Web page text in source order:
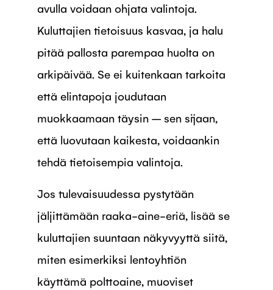
avulla voidaan ohjata valintoja.
Kuluttajien tietoisuus kasvaa, ja halu
pitää pallosta parempaa huolta on
arkipäivää. Se ei kuitenkaan tarkoita
että elintapoja joudutaan
muokkaamaan täysin – sen sijaan,
että luovutaan kaikesta, voidaankin
tehdä tietoisempia valintoja.
Jos tulevaisuudessa pystytään
jäljittämään raaka-aine-eriä, lisää se
kuluttajien suuntaan näkyvyyttä siitä,
miten esimerkiksi lentoyhtiön
käyttämä polttoaine, muoviset